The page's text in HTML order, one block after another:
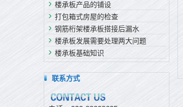
楼承板产品的铺设
打包箱式房屋的检查
钢筋桁架楼承板搭接后漏水
楼承板发展需要处理两大问题
楼承板基础知识
联系方式